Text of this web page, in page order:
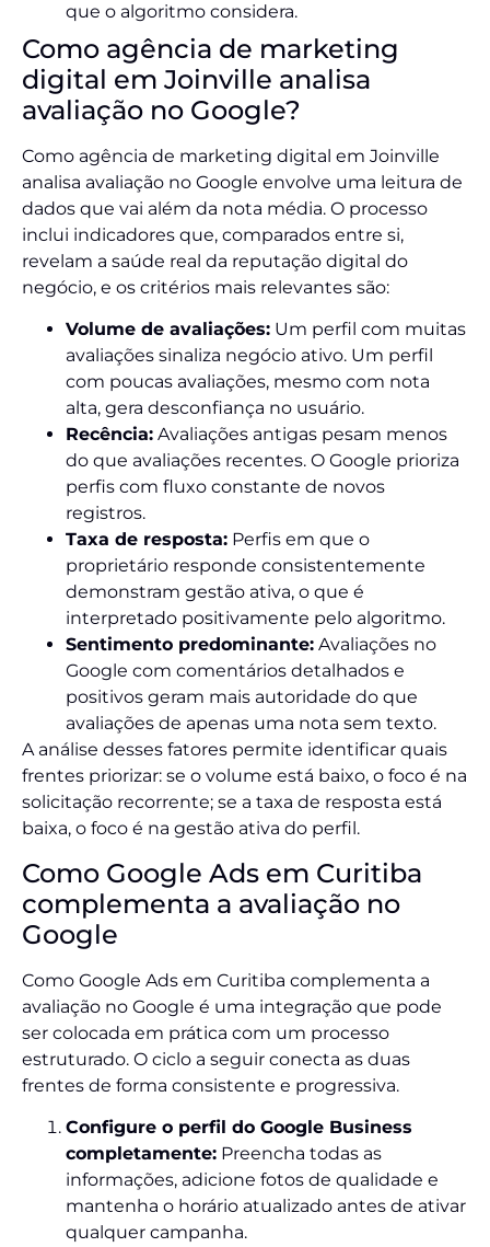
que o algoritmo considera.
Como agência de marketing
digital em Joinville analisa
avaliação no Google?
Como agência de marketing digital em Joinville
analisa avaliação no Google envolve uma leitura de
dados que vai além da nota média. O processo
inclui indicadores que, comparados entre si,
revelam a saúde real da reputação digital do
negócio, e os critérios mais relevantes são:
Volume de avaliações: Um perfil com muitas
avaliações sinaliza negócio ativo. Um perfil
com poucas avaliações, mesmo com nota
alta, gera desconfiança no usuário.
Recência: Avaliações antigas pesam menos
do que avaliações recentes. O Google prioriza
perfis com fluxo constante de novos
registros.
Taxa de resposta: Perfis em que o
proprietário responde consistentemente
demonstram gestão ativa, o que é
interpretado positivamente pelo algoritmo.
Sentimento predominante: Avaliações no
Google com comentários detalhados e
positivos geram mais autoridade do que
avaliações de apenas uma nota sem texto.
A análise desses fatores permite identificar quais
frentes priorizar: se o volume está baixo, o foco é na
solicitação recorrente; se a taxa de resposta está
baixa, o foco é na gestão ativa do perfil.
Como Google Ads em Curitiba
complementa a avaliação no
Google
Como Google Ads em Curitiba complementa a
avaliação no Google é uma integração que pode
ser colocada em prática com um processo
estruturado. O ciclo a seguir conecta as duas
frentes de forma consistente e progressiva.
Configure o perfil do Google Business
completamente: Preencha todas as
informações, adicione fotos de qualidade e
mantenha o horário atualizado antes de ativar
qualquer campanha.